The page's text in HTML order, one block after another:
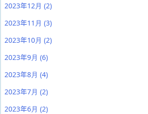
2023年12月 (2)
2023年11月 (3)
2023年10月 (2)
2023年9月 (6)
2023年8月 (4)
2023年7月 (2)
2023年6月 (2)